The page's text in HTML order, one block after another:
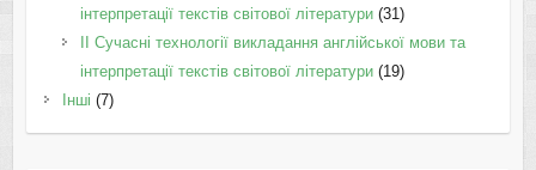
інтерпретації текстів світової літератури(31)
II Cучасні технології викладання англійської мови та
інтерпретації текстів світової літератури(19)
Інші (7)